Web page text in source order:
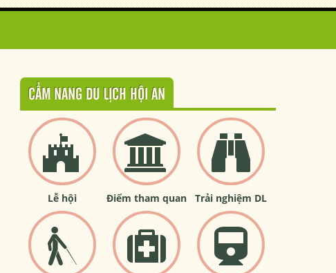
CẨM NANG DU LỊCH HỘI AN
Lễ hội Điểm tham quan Trải nghiệm DL